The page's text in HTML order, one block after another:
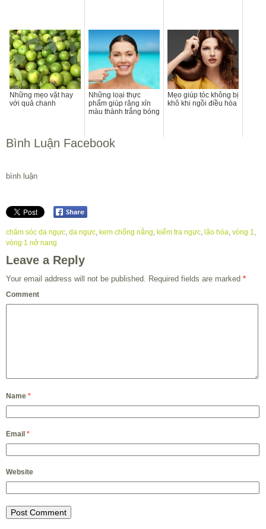
Những mẹo vặt hay
với quả chanh
Những loại thực
phẩm giúp răng xỉn
màu thành trắng bóng
Mẹo giúp tóc không bị
khô khi ngồi điều hòa
Bình Luận Facebook
bình luận
chăm sóc da ngực, da ngực, kem chống nắng, kiểm tra ngực, lão hóa, vòng 1,
vòng 1 nở nang
Leave a Reply
Your email address will not be published. Required fields are marked *
Comment
Name *
Email *
Website